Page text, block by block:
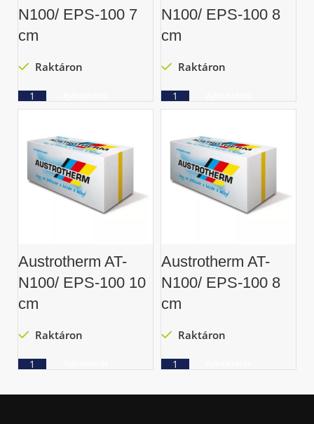
N100/ EPS-100 7
cm
Raktáron
N100/ EPS-100 8
cm
Raktáron
Austrotherm AT-
N100/ EPS-100 10
cm
Raktáron
Austrotherm AT-
N100/ EPS-100 8
cm
Raktáron